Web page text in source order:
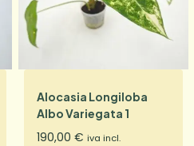
Alocasia Longiloba
Albo Variegata 1
190,00 € iva incl.